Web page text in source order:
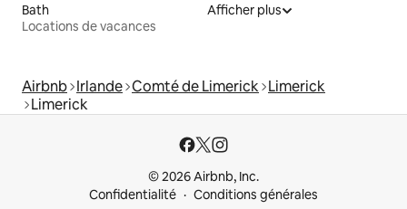
Bath
Locations de vacances
Afficher plus
Airbnb Irlande Comté de Limerick Limerick
Limerick
© 2026 Airbnb, Inc.
Confidentialité
Conditions générales